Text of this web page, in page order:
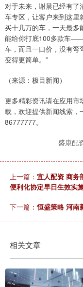
对于未来，谢晨已经有
车专区，让客户来到这里
买十几万的车，一天最多
能给你打底100多款车
车，而且一口价，没有弯
变得更简单。”
（来源：极目新闻）
更多精彩资讯请在应用市
载，欢迎提供新闻线索
86777777。
盛康配
上一篇： 宜人配资 商务
便利化协定早日生效实
下一篇：恒盛策略 河南
相关文章